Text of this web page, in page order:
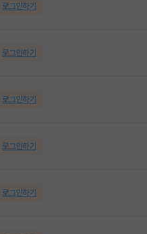
로그인하기
로그인하기
로그인하기
로그인하기
로그인하기